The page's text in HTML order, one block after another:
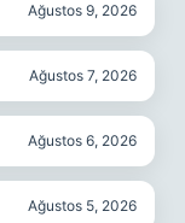
Ağustos 9, 2026
Ağustos 7, 2026
Ağustos 6, 2026
Ağustos 5, 2026